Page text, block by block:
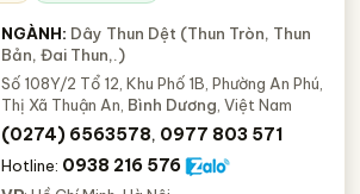
NGÀNH: Dây Thun Dệt (Thun Tròn, Thun
Bản, Đai Thun,.)
Số 108Y/2 Tổ 12, Khu Phố 1B, Phường An Phú,
Thị Xã Thuận An, Bình Dương , Việt Nam
(0274) 6563578, 0977 803 571
Hotline: 0938 216 576